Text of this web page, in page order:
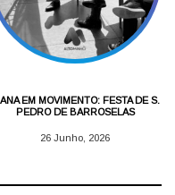
EM MOVIMENTO: FESTA DE S.
PEDRO DE BARROSELAS
26 Junho, 2026